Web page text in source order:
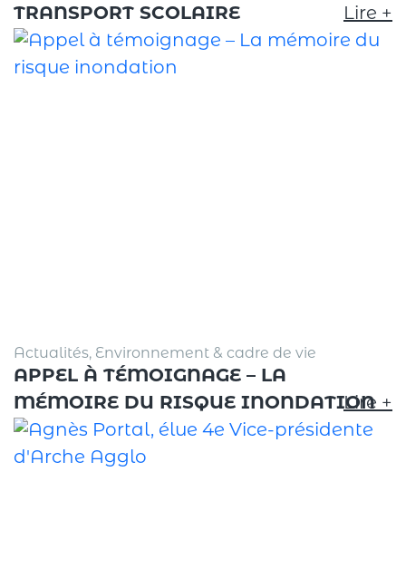
TRANSPORT SCOLAIRE Lire +
Actualités, Environnement & cadre de vie
APPEL À TÉMOIGNAGE – LA
MÉMOIRE DU RISQUE INONDATION
Lire +